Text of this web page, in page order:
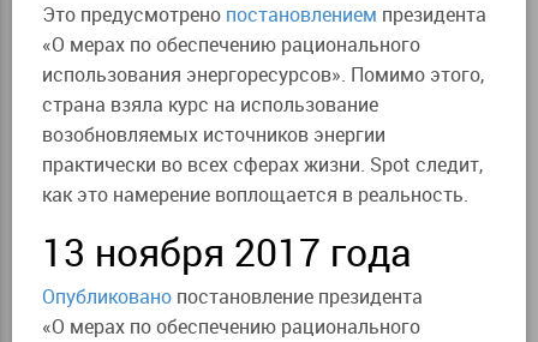
Это предусмотрено постановлением президента
«О мерах по обеспечению рационального
использования энергоресурсов». Помимо этого,
страна взяла курс на использование
возобновляемых источников энергии
практически во всех сферах жизни. Spot следит,
как это намерение воплощается в реальность.
13 ноября 2017 года
Опубликовано постановление президента
«О мерах по обеспечению рационального